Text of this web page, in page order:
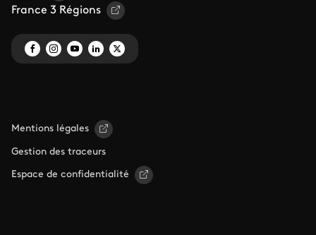
France 3 Régions
Mentions légales
Gestion des traceurs
Espace de confidentialité